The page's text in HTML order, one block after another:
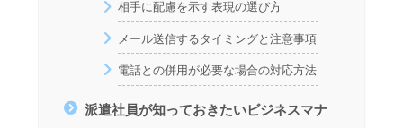
相手に配慮を示す表現の選び方
メール送信するタイミングと注意事項
電話との併用が必要な場合の対応方法
派遣社員が知っておきたいビジネスマナ